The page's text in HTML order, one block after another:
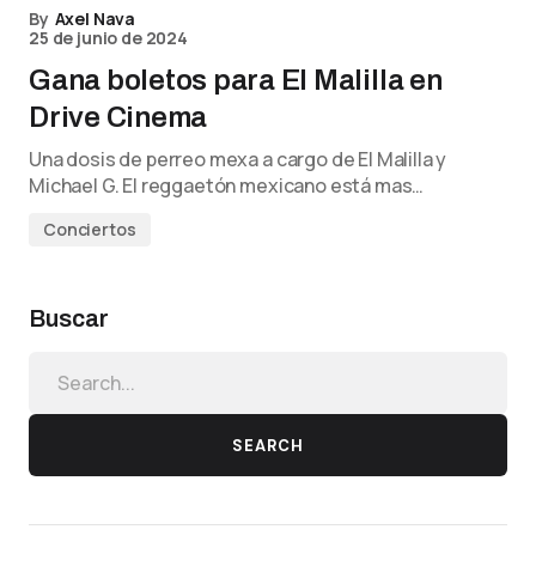
By Axel Nava
25 de junio de 2024
Gana boletos para El Malilla en
Drive Cinema
Una dosis de perreo mexa a cargo de El Malilla y
Michael G. El reggaetón mexicano está mas…
Conciertos
Buscar
SEARCH